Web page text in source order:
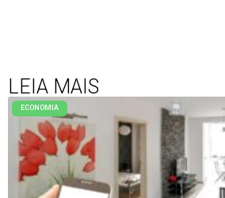
LEIA MAIS
ECONOMIA